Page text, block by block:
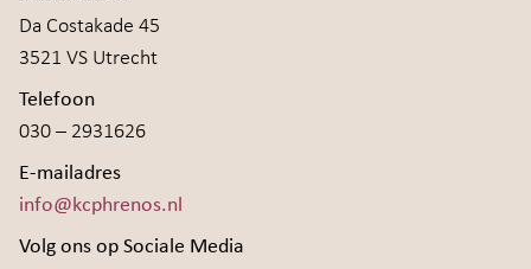
Da Costakade 45
3521 VS Utrecht
Telefoon
030 – 2931626
E-mailadres
info@kcphrenos.nl
Volg ons op Sociale Media